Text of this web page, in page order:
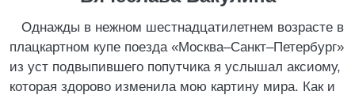
Однажды в нежном шестнадцатилетнем возрасте в
плацкартном купе поезда «Москва–Санкт–Петербург»
из уст подвыпившего попутчика я услышал аксиому,
которая здорово изменила мою картину мира. Как и